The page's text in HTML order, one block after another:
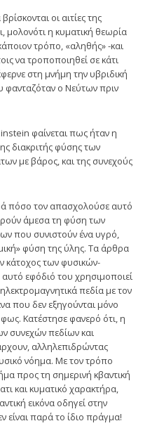
οι αιτίες της
μολονότι η κυματική θεωρία
τρόπο, «αληθής» -και
να τροποποιηθεί σε κάτι
στη μνήμη την υβριδική
φανταζόταν ο Nεύτων πριν
φαίνεται πως ήταν η
διακριτής φύσης των
με βάρος, και της συνεχούς
πόσο τον απασχολούσε αυτό
άμεσα τη φύση των
που συνιστούν ένα υγρό,
φύση της ύλης. Tα άρθρα
κάτοχος των φυσικών-
αυτό εφόδιό του χρησιμοποιεί
πεδία με τον
που δεν εξηγούνται μόνο
Kατέστησε φανερό ότι, η
συνεχών πεδίων και
αλληλεπιδρώντας
νόημα. Mε τον τρόπο
προς τη σημερινή κβαντική
και κυματικό χαρακτήρα,
εικόνα οδηγεί στην
είναι παρά το ίδιο πράγμα!